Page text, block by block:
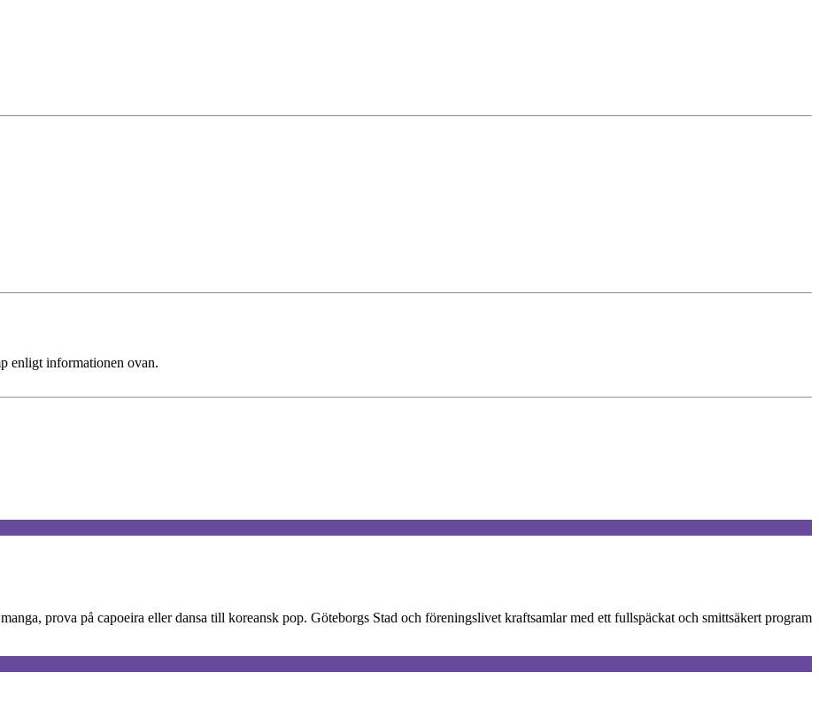
enligt informationen ovan.
prova på capoeira eller dansa till koreansk pop. Göteborgs Stad och föreningslivet kraftsamlar med ett fullspäckat och smittsäkert program